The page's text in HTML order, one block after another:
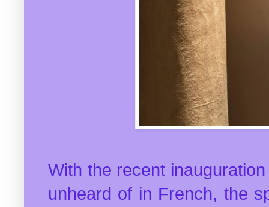
With the recent
unheard of in French, the